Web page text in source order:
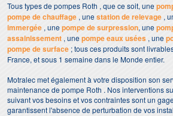
Tous types de pompes Roth , que ce soit, une
pompe de chauffage , unestation de relevage ,
immergée , unepompe de surpression, une
assainissement , unepompe eaux usées , une
pompe de surface ; tous ces produits sont
France, et sous 1 semaine dans le Monde entier.
Motralec met également à votre disposition son
maintenance de pompe Roth . Nos interventions
suivant vos besoins et vos contraintes sont un
garantissent l'absence de perturbation de vos